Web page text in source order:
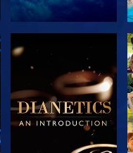
VERKEN DE SERIE